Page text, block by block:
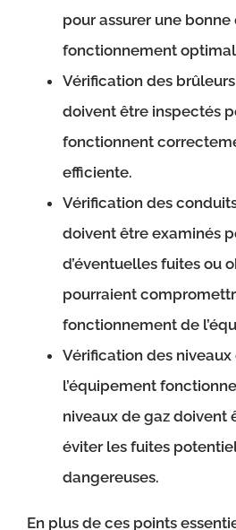
pour assurer une bonne
fonctionnement optimal
Vérification des
doivent être inspectés
fonctionnent
efficiente.
Vérification des
doivent être examinés
d’éventuelles fuites ou
pourraient
fonctionnement de
Vérification des niveaux
l’équipement
niveaux de gaz doivent
éviter les fuites
dangereuses.
En plus de ces points